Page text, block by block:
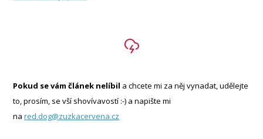
Pokud se vám článek nelíbil a chcete mi za něj vynadat, udělejte
to, prosím, se vší shovívavostí :-) a napište mi
nared.dog@zuzkacervena.cz